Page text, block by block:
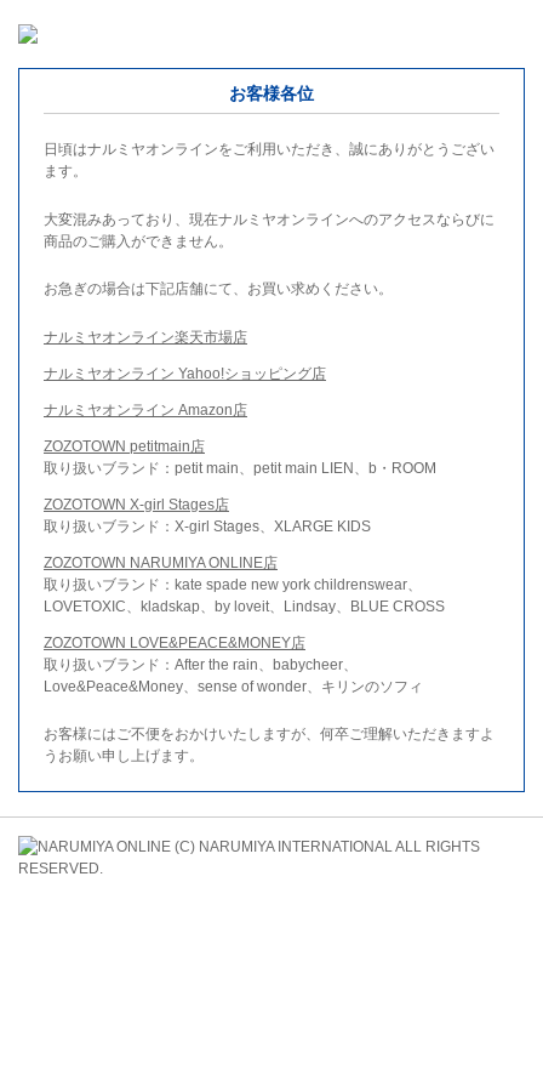
お客様各位
日頃はナルミヤオンラインをご利用いただき、誠にありがとうござい
ます。
大変混みあっており、現在ナルミヤオンラインへのアクセスならびに
商品のご購入ができません。
お急ぎの場合は下記店舗にて、お買い求めください。
ナルミヤオンライン楽天市場店
ナルミヤオンライン Yahoo!ショッピング店
ナルミヤオンライン Amazon店
ZOZOTOWN petitmain店
取り扱いブランド：petit main、petit main LIEN、b・ROOM
ZOZOTOWN X-girl Stages店
取り扱いブランド：X-girl Stages、XLARGE KIDS
ZOZOTOWN NARUMIYA ONLINE店
取り扱いブランド：kate spade new york childrenswear、
LOVETOXIC、kladskap、by loveit、Lindsay、BLUE CROSS
ZOZOTOWN LOVE&PEACE&MONEY店
取り扱いブランド：After the rain、babycheer、
Love&Peace&Money、sense of wonder、キリンのソフィ
お客様にはご不便をおかけいたしますが、何卒ご理解いただきますよ
うお願い申し上げます。